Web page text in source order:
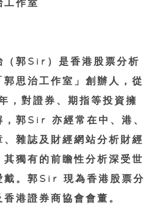
工作室
（郭Sir）是香港股票分析
郭思治工作室」創辦人，從
，對證券、期指等投資擁
，郭Sir 亦經常在中、港、
雜誌及財經網站分析財經
其獨有的前瞻性分析深受世
戴。郭Sir 現為香港股票分
港證券商協會會董。